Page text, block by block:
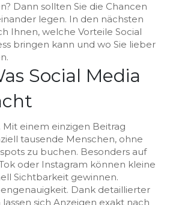
Dann sollten Sie die Chancen
legen. In den nächsten
Ihnen, welche Vorteile Social
bringen kann und wo Sie lieber
Social Media
Mit einem einzigen Beitrag
tausende Menschen, ohne
zu buchen. Besonders auf
oder Instagram können kleine
Sichtbarkeit gewinnen.
Dank detaillierter
sich Anzeigen exakt nach